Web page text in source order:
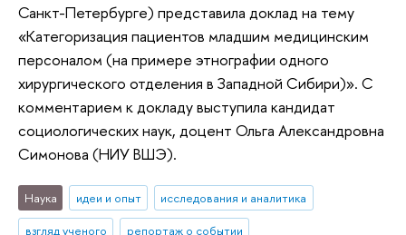
Санкт-Петербурге) представила доклад на тему
«Категоризация пациентов младшим медицинским
персоналом (на примере этнографии одного
хирургического отделения в Западной Сибири)». С
комментарием к докладу выступила кандидат
социологических наук, доцент Ольга Александровна
Симонова (НИУ ВШЭ).
Наука идеи и опыт
исследования и аналитика
взгляд ученого
репортаж о событии